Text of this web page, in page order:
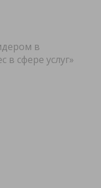
в
сфере услуг»